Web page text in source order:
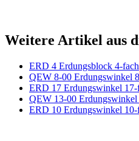
Weitere Artikel aus
ERD 4 Erdungsblock 4-fach
QEW 8-00 Erdungswinkel
ERD 17 Erdungswinkel 17-
QEW 13-00
ERD 10 Erdungswinkel 10-